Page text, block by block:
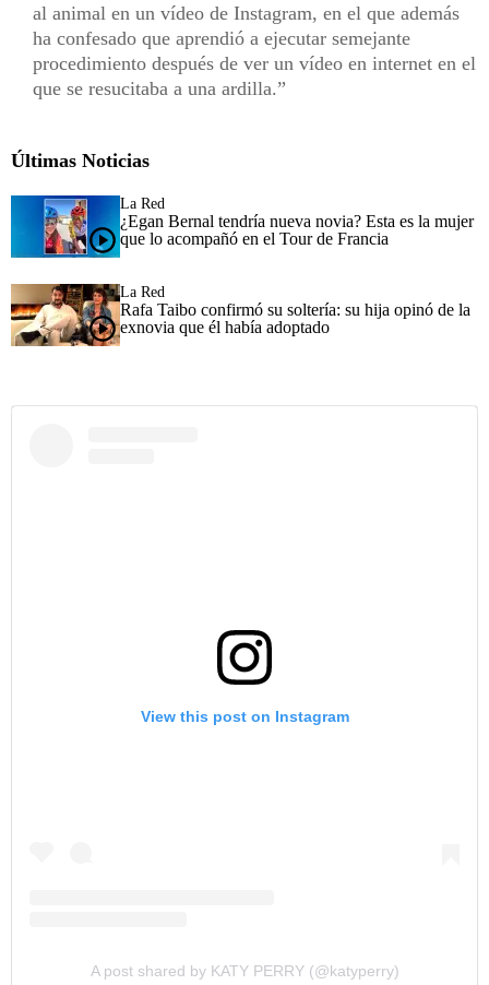
al animal en un vídeo de Instagram, en el que además
ha confesado que aprendió a ejecutar semejante
procedimiento después de ver un vídeo en internet en el
que se resucitaba a una ardilla.
Últimas Noticias
La Red
¿Egan Bernal tendría nueva novia? Esta es la mujer
que lo acompañó en el Tour de Francia
La Red
Rafa Taibo confirmó su soltería: su hija opinó de la
exnovia que él había adoptado
View this post on Instagram
A post shared by KATY PERRY (@katyperry)